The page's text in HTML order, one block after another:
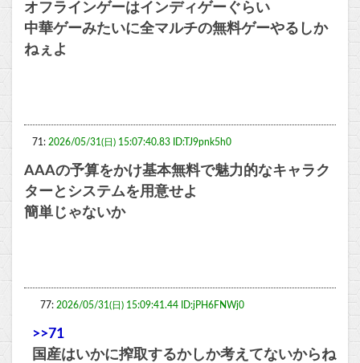
オフラインゲーはインディゲーぐらい
中華ゲーみたいに全マルチの無料ゲーやるしか
ねぇよ
71: 2026/05/31(日) 15:07:40.83 ID:TJ9pnk5h0
AAAの予算をかけ基本無料で魅力的なキャラク
ターとシステムを用意せよ
簡単じゃないか
77: 2026/05/31(日) 15:09:41.44 ID:jPH6FNWj0
>>71
国産はいかに搾取するかしか考えてないからね